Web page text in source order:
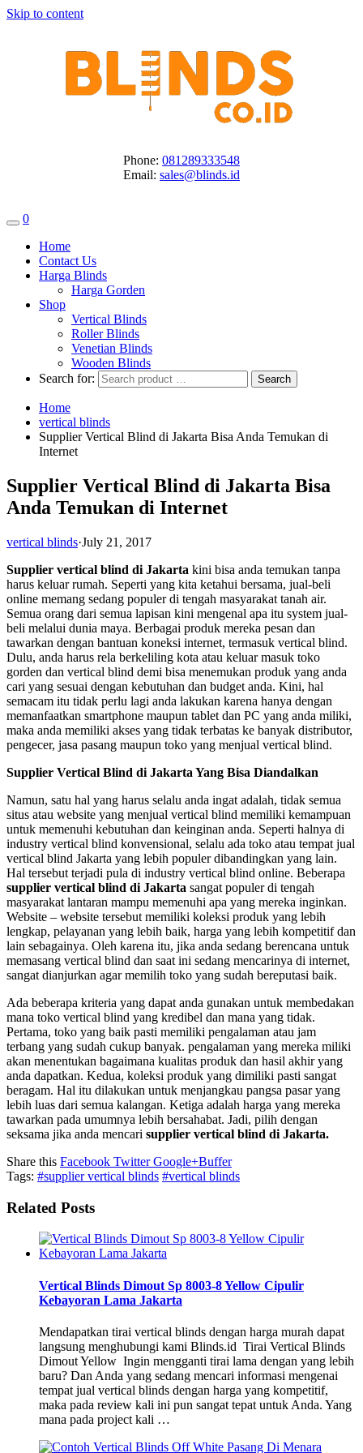
Skip to content
Phone: 081289333548
Email: sales@blinds.id
0
Home
Contact Us
Harga Blinds
Harga Gorden
Shop
Vertical Blinds
Roller Blinds
Venetian Blinds
Wooden Blinds
Search for:
Home
vertical blinds
Supplier Vertical Blind di Jakarta Bisa Anda Temukan di
Internet
Supplier Vertical Blind di Jakarta Bisa
Anda Temukan di Internet
vertical blinds·July 21, 2017
Supplier vertical blind di Jakarta kini bisa anda temukan tanpa
harus keluar rumah. Seperti yang kita ketahui bersama, jual-beli
online memang sedang populer di tengah masyarakat tanah air.
Semua orang dari semua lapisan kini mengenal apa itu system jual-
beli melalui dunia maya. Berbagai produk mereka pesan dan
tawarkan dengan bantuan koneksi internet, termasuk vertical blind.
Dulu, anda harus rela berkeliling kota atau keluar masuk toko
gorden dan vertical blind demi bisa menemukan produk yang anda
cari yang sesuai dengan kebutuhan dan budget anda. Kini, hal
semacam itu tidak perlu lagi anda lakukan karena hanya dengan
memanfaatkan smartphone maupun tablet dan PC yang anda miliki,
maka anda memiliki akses yang tidak terbatas ke banyak distributor,
pengecer, jasa pasang maupun toko yang menjual vertical blind.
Supplier Vertical Blind di Jakarta Yang Bisa Diandalkan
Namun, satu hal yang harus selalu anda ingat adalah, tidak semua
situs atau website yang menjual vertical blind memiliki kemampuan
untuk memenuhi kebutuhan dan keinginan anda. Seperti halnya di
industry vertical blind konvensional, selalu ada toko atau tempat jual
vertical blind Jakarta yang lebih populer dibandingkan yang lain.
Hal tersebut terjadi pula di industry vertical blind online. Beberapa
supplier vertical blind di Jakarta sangat populer di tengah
masyarakat lantaran mampu memenuhi apa yang mereka inginkan.
Website – website tersebut memiliki koleksi produk yang lebih
lengkap, pelayanan yang lebih baik, harga yang lebih kompetitif dan
lain sebagainya. Oleh karena itu, jika anda sedang berencana untuk
memasang vertical blind dan saat ini sedang mencarinya di internet,
sangat dianjurkan agar memilih toko yang sudah bereputasi baik.
Ada beberapa kriteria yang dapat anda gunakan untuk membedakan
mana toko vertical blind yang kredibel dan mana yang tidak.
Pertama, toko yang baik pasti memiliki pengalaman atau jam
terbang yang sudah cukup banyak. pengalaman yang mereka miliki
akan menentukan bagaimana kualitas produk dan hasil akhir yang
anda dapatkan. Kedua, koleksi produk yang dimiliki pasti sangat
beragam. Hal itu dilakukan untuk menjangkau pangsa pasar yang
lebih luas dari semua kalangan. Ketiga adalah harga yang mereka
tawarkan pada umumnya lebih bersahabat. Jadi, pilih dengan
seksama jika anda mencari supplier vertical blind di Jakarta.
Share this Facebook TwitterGoogle+Buffer
Tags: #supplier vertical blinds #vertical blinds
Related Posts
Vertical Blinds Dimout Sp 8003-8 Yellow Cipulir
Kebayoran Lama Jakarta
Mendapatkan tirai vertical blinds dengan harga murah dapat
langsung menghubungi kami Blinds.id Tirai Vertical Blinds
Dimout Yellow Ingin mengganti tirai lama dengan yang lebih
baru? Dan Anda yang sedang mencari informasi mengenai
tempat jual vertical blinds dengan harga yang kompetitif,
maka pada review kali ini pun sangat tepat untuk Anda. Yang
mana pada project kali …